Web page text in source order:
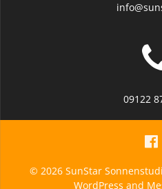
09122
© 2026 SunStar
WordPress and